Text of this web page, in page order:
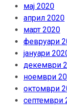
мај 2020
април 2020
март 2020
февруари
јануари
декември
ноември
октомври
септември